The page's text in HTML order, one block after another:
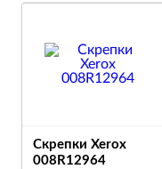
Скрепки Xerox
008R12964